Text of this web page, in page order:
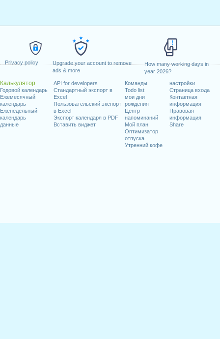
Privacy policy
Upgrade your account to remove
ads & more
How many working days in
year 2026?
Калькулятор
Годовой календарь
Ежемесячный
календарь
Еженедельный
календарь
данные
API for developers
Стандартный экспорт в
Excel
Пользовательский экспорт
в Excel
Экспорт календаря в PDF
Вставить виджет
Команды
Todo list
мои дни
рождения
Центр
напоминаний
Мой план
Оптимизатор
отпуска
Утренний кофе
настройки
Страница входа
Контактная
информация
Правовая
информация
Share